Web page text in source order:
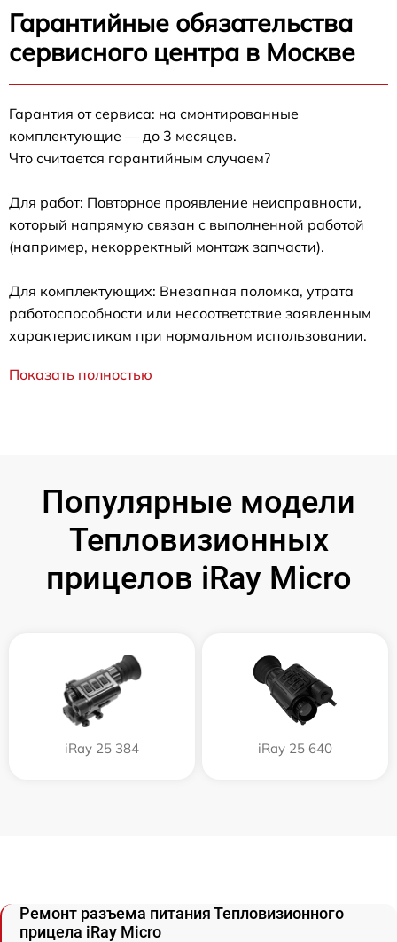
Гарантийные обязательства
сервисного центра в Москве
Гарантия от сервиса: на смонтированные
комплектующие — до 3 месяцев.
Что считается гарантийным случаем?
Для работ: Повторное проявление неисправности,
который напрямую связан с выполненной работой
(например, некорректный монтаж запчасти).
Для комплектующих: Внезапная поломка, утрата
работоспособности или несоответствие заявленным
характеристикам при нормальном использовании.
Показать полностью
Популярные модели
Тепловизионных
прицелов iRay Micro
iRay 25 384 iRay 25 640
Ремонт разъема питания Тепловизионного
прицела iRay Micro